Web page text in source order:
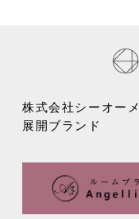
株式会社シーオー
展開ブランド